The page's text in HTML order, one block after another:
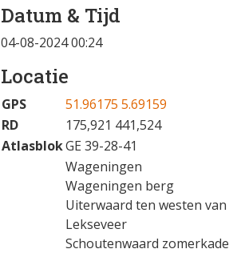
Datum & Tijd
04-08-2024 00:24
Locatie
GPS
51.96175 5.69159
RD
175,921 441,524
AtlasblokGE 39-28-41
Wageningen
Wageningen berg
Uiterwaard ten westen van
Lekseveer
Schoutenwaard zomerkade